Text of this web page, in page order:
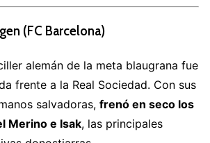
(FC Barcelona)
alemán de la meta blaugrana fue
frente a la Real Sociedad. Con sus
salvadoras, frenó en seco los
Merino e Isak, las principales